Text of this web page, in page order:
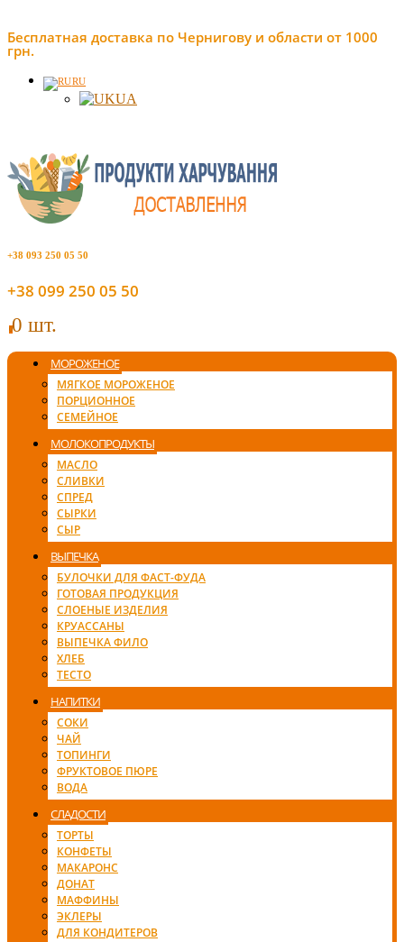
Бесплатная доставка по Чернигову и области от 1000
грн.
RU
UA
+38 093 250 05 50
+38 099 250 05 50
00 шт.
МОРОЖЕНОЕ
МЯГКОЕ МОРОЖЕНОЕ
ПОРЦИОННОЕ
СЕМЕЙНОЕ
МОЛОКОПРОДУКТЫ
МАСЛО
СЛИВКИ
СПРЕД
СЫРКИ
СЫР
ВЫПЕЧКА
БУЛОЧКИ ДЛЯ ФАСТ-ФУДА
ГОТОВАЯ ПРОДУКЦИЯ
СЛОЕНЫЕ ИЗДЕЛИЯ
КРУАССАНЫ
ВЫПЕЧКА ФИЛО
ХЛЕБ
ТЕСТО
НАПИТКИ
СОКИ
ЧАЙ
ТОПИНГИ
ФРУКТОВОЕ ПЮРЕ
ВОДА
СЛАДОСТИ
ТОРТЫ
КОНФЕТЫ
МАКАРОНС
ДОНАТ
МАФФИНЫ
ЭКЛЕРЫ
ДЛЯ КОНДИТЕРОВ